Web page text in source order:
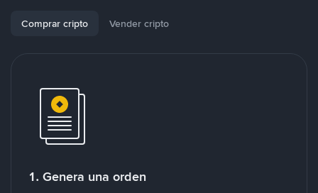
Comprar cripto Vender cripto
1. Genera una orden